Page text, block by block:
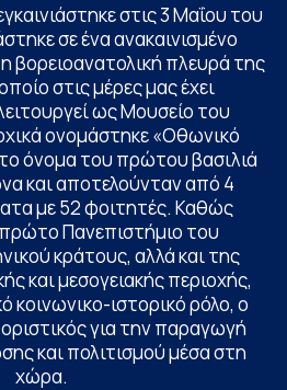
στις 3 Μαΐου του
σε ένα ανακαινισμένο
βορειοανατολική πλευρά της
στις μέρες μας έχει
ως Μουσείο του
ονομάστηκε «Οθωνικό
όνομα του πρώτου βασιλιά
και αποτελούνταν από 4
με 52 φοιτητές. Καθώς
Πανεπιστήμιο του
κράτους, αλλά και της
και μεσογειακής περιοχής,
κοινωνικο-ιστορικό ρόλο, ο
για την παραγωγή
και πολιτισμού μέσα στη
χώρα.